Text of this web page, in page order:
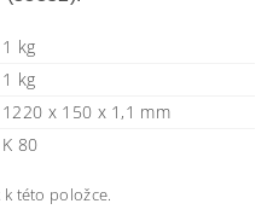
1 kg
1 kg
1220 x 150 x 1,1 mm
K 80
této položce.